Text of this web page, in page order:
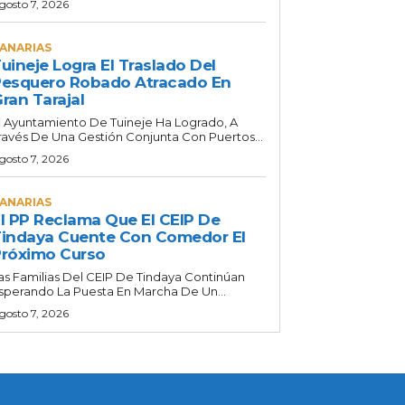
7, 2026
Logra El Traslado Del
Robado Atracado En
Tarajal
Ayuntamiento De Tuineje Ha Logrado, A
De Una Gestión Conjunta Con Puertos...
7, 2026
PP Reclama Que El CEIP De
Cuente Con Comedor El
Curso
Familias Del CEIP De Tindaya Continúan
La Puesta En Marcha De Un...
7, 2026